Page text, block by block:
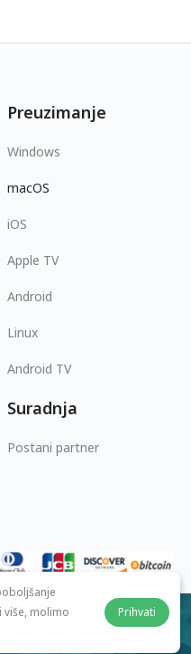
Preuzimanje
Windows
macOS
iOS
Apple TV
Android
Linux
Android TV
Suradnja
Postani partner
All rights reserved.
više, molimo
Prihvati